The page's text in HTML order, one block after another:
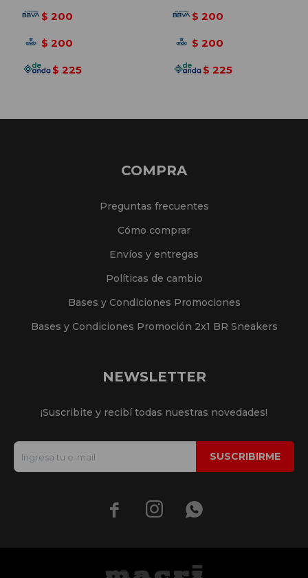
$ 200
$ 200
$ 225
$ 200
$ 200
$ 225
COMPRA
Preguntas frecuentes
Cómo comprar
Envíos y entregas
Políticas de cambio
Bases y Condiciones Promociones
Bases y Condiciones Promoción 2x1 BR Sneakers
NEWSLETTER
¡Suscribite y recibí todas nuestras novedades!
SUSCRIBIRME
  